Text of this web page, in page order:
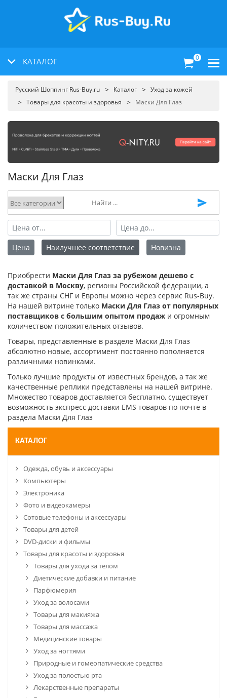
КАТАЛОГ 0
Русский Шоппинг Rus-Buy.ru Каталог
Уход за кожей
Товары для красоты и здоровья
Маски Для Глаз
Маски Для Глаз
КАТАЛОГ
Одежда, обувь и аксессуары
Компьютеры
Электроника
Фото и видеокамеры
Сотовые телефоны и аксессуары
Товары для детей
DVD-диски и фильмы
Товары для красоты и здоровья
Товары для ухода за телом
Диетические добавки и питание
Парфюмерия
Уход за волосами
Товары для макияжа
Товары для массажа
Медицинские товары
Уход за ногтями
Природные и гомеопатические средства
Уход за полостью рта
Лекарственные препараты
Цена Наилучшее соответствие Новизна
Приобрести Маски Для Глаз за рубежом дешево с
доставкой в Москву, регионы Российской федерации, а
так же страны СНГ и Европы можно через сервис Rus-Buy.
На нашей витрине только Маски Для Глаз от популярных
поставщиков с большим опытом продаж и огромным
количеством положительных отзывов.
Товары, представленные в разделе Маски Для Глаз
абсолютно новые, ассортимент постоянно пополняется
различными новинками.
Только лучшие продукты от известных брендов, а так же
качественные реплики представлены на нашей витрине.
Множество товаров доставляется бесплатно, существует
возможность экспресс доставки EMS товаров по почте в
раздела Маски Для Глаз